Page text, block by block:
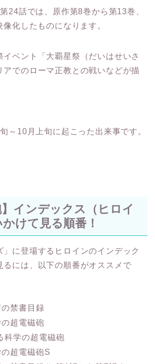
24話では、原作第8巻から第13巻、
化したものになります。
イベント「大覇星祭（だいはせいさ
アでのローマ正教との戦いなどが描
～10月上旬に起こった出来事です。
】インデックス（ヒロイ
けて見る順番！
」に登場するヒロインのインデック
るには、以下の順番がオススメで
禁書目録
超電磁砲
科学の超電磁砲
超電磁砲S